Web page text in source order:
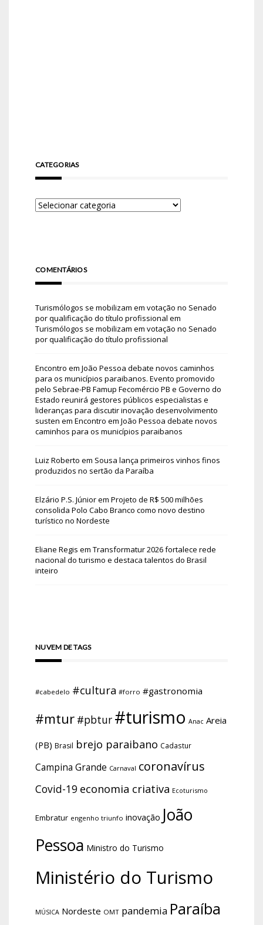
CATEGORIAS
COMENTÁRIOS
Turismólogos se mobilizam em votação no Senado
por qualificação do título profissional em
Turismólogos se mobilizam em votação no Senado
por qualificação do título profissional
Encontro em João Pessoa debate novos caminhos
para os municípios paraibanos. Evento promovido
pelo Sebrae-PB Famup Fecomércio PB e Governo do
Estado reunirá gestores públicos especialistas e
lideranças para discutir inovação desenvolvimento
susten em Encontro em João Pessoa debate novos
caminhos para os municípios paraibanos
Luiz Roberto em Sousa lança primeiros vinhos finos
produzidos no sertão da Paraíba
Elzário P.S. Júniorem Projeto de R$ 500 milhões
consolida Polo Cabo Branco como novo destino
turístico no Nordeste
Eliane Regis em Transformatur 2026 fortalece rede
nacional do turismo e destaca talentos do Brasil
inteiro
NUVEM DE TAGS
#cabedelo #cultura #forro #gastronomia
#mtur #pbtur #turismo Anac Areia
(PB) Brasil brejo paraibano Cadastur
Campina Grande Carnaval coronavírus
Covid-19 economia criativa Ecoturismo
Embratur engenho triunfo inovação João
Pessoa Ministro do Turismo
Ministério do Turismo
MÚSICA Nordeste OMT pandemia Paraíba